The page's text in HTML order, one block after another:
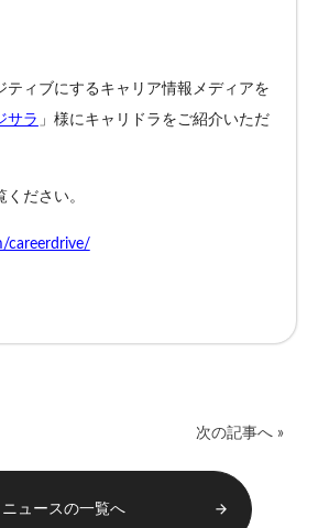
ティブにするキャリア情報メディアを
サラ 」様にキャリドラをご紹介いただ
ださい。
careerdrive/
次の記事へ »
ニュースの一覧へ arrow_forward